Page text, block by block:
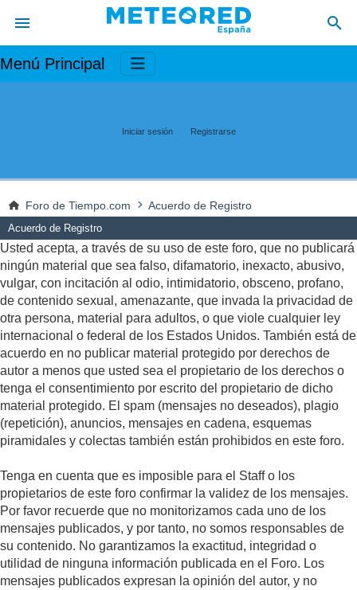
Menú Principal
Iniciar sesión Registrarse
Foro de Tiempo.com Acuerdo de Registro
Acuerdo de Registro
Usted acepta, a través de su uso de este foro, que no publicará
ningún material que sea falso, difamatorio, inexacto, abusivo,
vulgar, con incitación al odio, intimidatorio, obsceno, profano,
de contenido sexual, amenazante, que invada la privacidad de
otra persona, material para adultos, o que viole cualquier ley
internacional o federal de los Estados Unidos. También está de
acuerdo en no publicar material protegido por derechos de
autor a menos que usted sea el propietario de los derechos o
tenga el consentimiento por escrito del propietario de dicho
material protegido. El spam (mensajes no deseados), plagio
(repetición), anuncios, mensajes en cadena, esquemas
piramidales y colectas también están prohibidos en este foro.
Tenga en cuenta que es imposible para el Staff o los
propietarios de este foro confirmar la validez de los mensajes.
Por favor recuerde que no monitorizamos cada uno de los
mensajes publicados, y por tanto, no somos responsables de
su contenido. No garantizamos la exactitud, integridad o
utilidad de ninguna información publicada en el Foro. Los
mensajes publicados expresan la opinión del autor, y no